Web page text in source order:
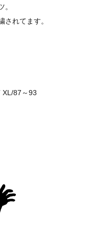
れてます。
87～93